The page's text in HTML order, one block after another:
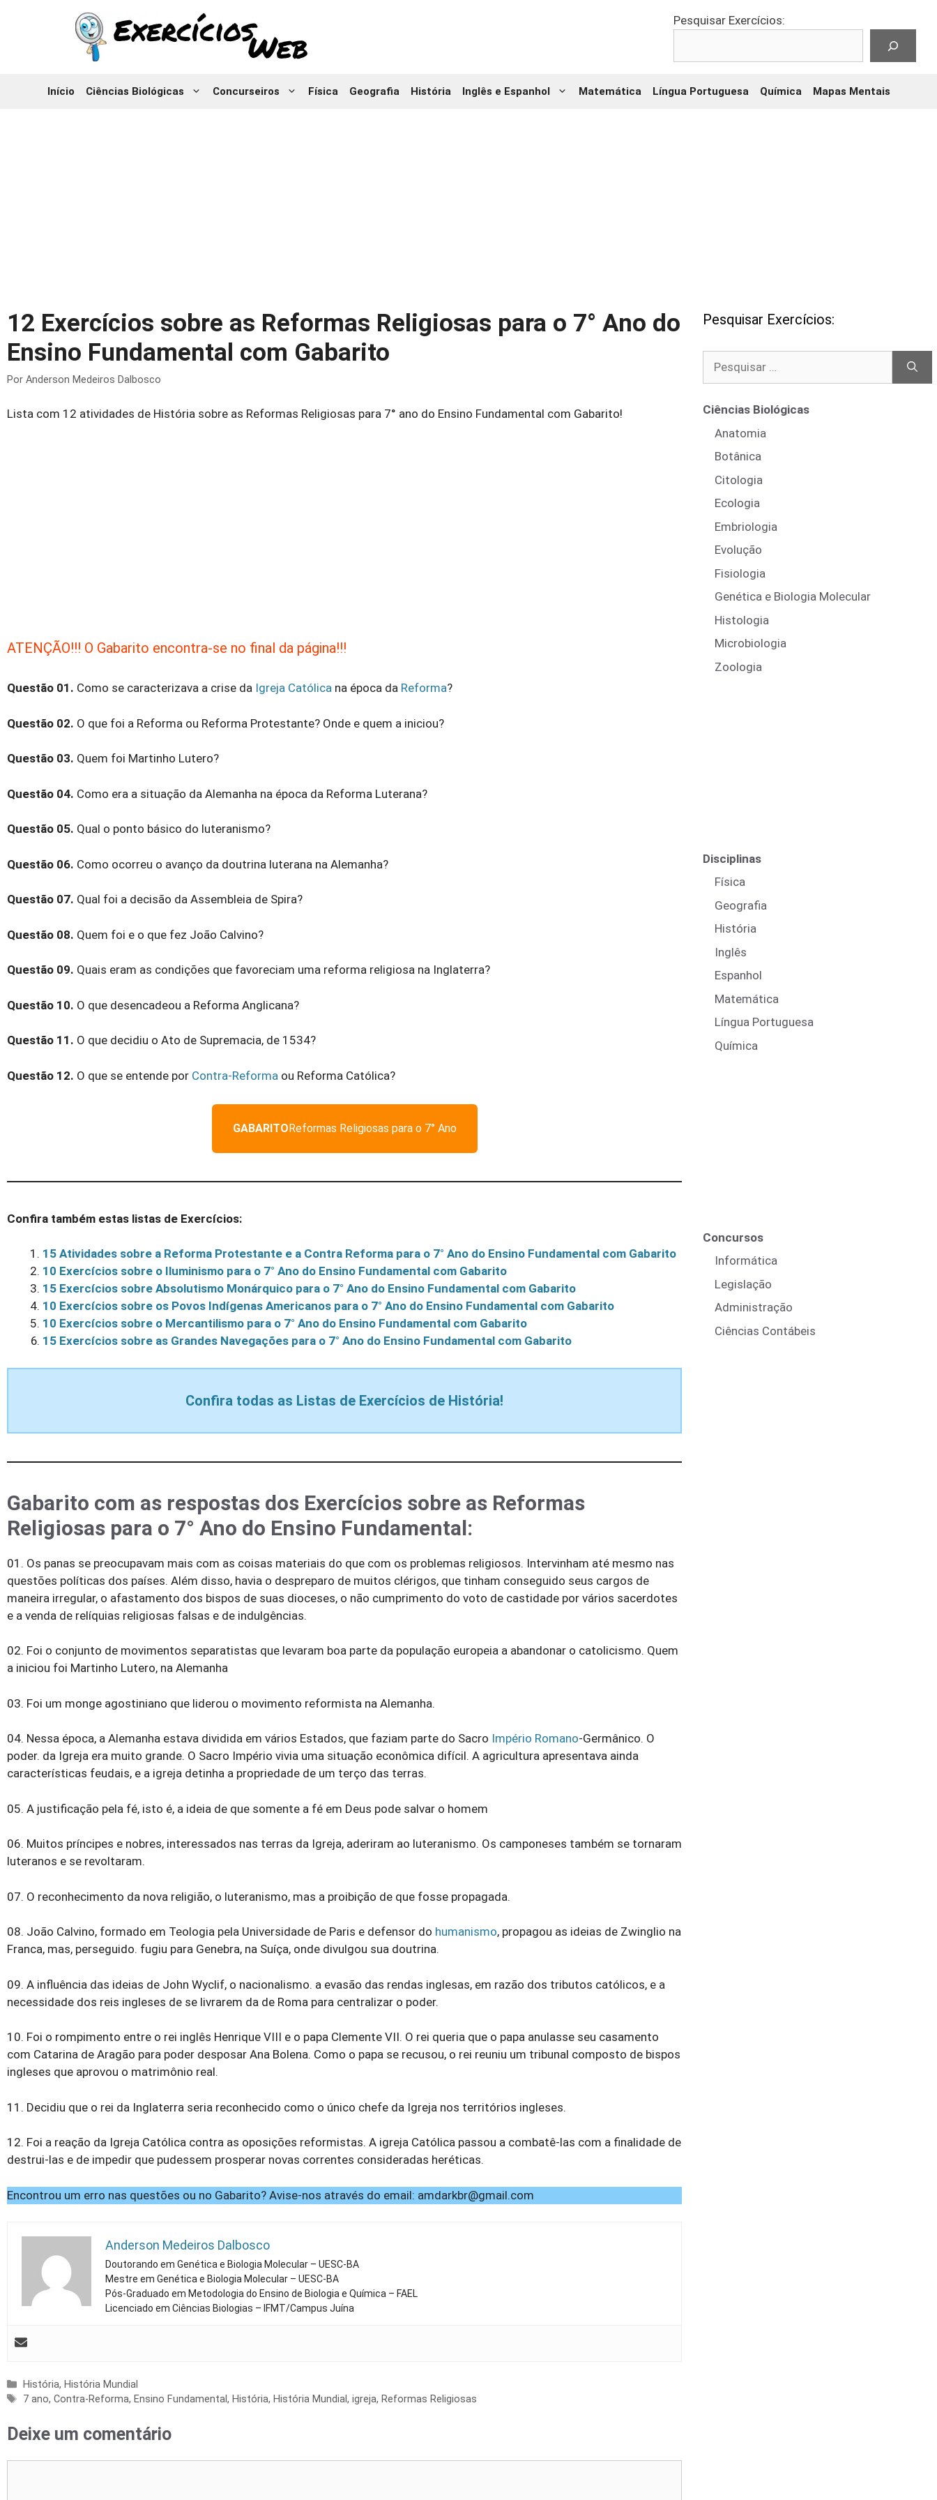
Pesquisar Exercícios:
Início Ciências Biológicas Concurseiros Física Geografia História Inglês e Espanhol Matemática Língua Portuguesa Química Mapas Mentais
12 Exercícios sobre as Reformas Religiosas para o 7° Ano do
Ensino Fundamental com Gabarito
Por Anderson Medeiros Dalbosco
Lista com 12 atividades de História sobre as Reformas Religiosas para 7° ano do Ensino Fundamental com Gabarito!
ATENÇÃO!!! O Gabarito encontra-se no final da página!!!
Questão 01. Como se caracterizava a crise da Igreja Católica na época da Reforma?
Questão 02. O que foi a Reforma ou Reforma Protestante? Onde e quem a iniciou?
Questão 03. Quem foi Martinho Lutero?
Questão 04. Como era a situação da Alemanha na época da Reforma Luterana?
Questão 05. Qual o ponto básico do luteranismo?
Questão 06. Como ocorreu o avanço da doutrina luterana na Alemanha?
Questão 07. Qual foi a decisão da Assembleia de Spira?
Questão 08. Quem foi e o que fez João Calvino?
Questão 09. Quais eram as condições que favoreciam uma reforma religiosa na Inglaterra?
Questão 10. O que desencadeou a Reforma Anglicana?
Questão 11. O que decidiu o Ato de Supremacia, de 1534?
Questão 12. O que se entende por Contra-Reforma ou Reforma Católica?
GABARITOReformas Religiosas para o 7° Ano
Confira também estas listas de Exercícios:
15 Atividades sobre a Reforma Protestante e a Contra Reforma para o 7° Ano do Ensino Fundamental com Gabarito
10 Exercícios sobre o Iluminismo para o 7° Ano do Ensino Fundamental com Gabarito
15 Exercícios sobre Absolutismo Monárquico para o 7° Ano do Ensino Fundamental com Gabarito
10 Exercícios sobre os Povos Indígenas Americanos para o 7° Ano do Ensino Fundamental com Gabarito
10 Exercícios sobre o Mercantilismo para o 7° Ano do Ensino Fundamental com Gabarito
15 Exercícios sobre as Grandes Navegações para o 7° Ano do Ensino Fundamental com Gabarito
Confira todas as Listas de Exercícios de História!
Gabarito com as respostas dos Exercícios sobre as Reformas
Religiosas para o 7° Ano do Ensino Fundamental:
01. Os panas se preocupavam mais com as coisas materiais do que com os problemas religiosos. Intervinham até mesmo nas
questões políticas dos países. Além disso, havia o despreparo de muitos clérigos, que tinham conseguido seus cargos de
maneira irregular, o afastamento dos bispos de suas dioceses, o não cumprimento do voto de castidade por vários sacerdotes
e a venda de relíquias religiosas falsas e de indulgências.
02. Foi o conjunto de movimentos separatistas que levaram boa parte da população europeia a abandonar o catolicismo. Quem
a iniciou foi Martinho Lutero, na Alemanha
03. Foi um monge agostiniano que liderou o movimento reformista na Alemanha.
04. Nessa época, a Alemanha estava dividida em vários Estados, que faziam parte do Sacro Império Romano-Germânico. O
poder. da Igreja era muito grande. O Sacro Império vivia uma situação econômica difícil. A agricultura apresentava ainda
características feudais, e a igreja detinha a propriedade de um terço das terras.
05. A justificação pela fé, isto é, a ideia de que somente a fé em Deus pode salvar o homem
06. Muitos príncipes e nobres, interessados nas terras da Igreja, aderiram ao luteranismo. Os camponeses também se tornaram
luteranos e se revoltaram.
07. O reconhecimento da nova religião, o luteranismo, mas a proibição de que fosse propagada.
08. João Calvino, formado em Teologia pela Universidade de Paris e defensor do humanismo, propagou as ideias de Zwinglio na
Franca, mas, perseguido. fugiu para Genebra, na Suíça, onde divulgou sua doutrina.
09. A influência das ideias de John Wyclif, o nacionalismo. a evasão das rendas inglesas, em razão dos tributos católicos, e a
necessidade dos reis ingleses de se livrarem da de Roma para centralizar o poder.
10. Foi o rompimento entre o rei inglês Henrique VIII e o papa Clemente VII. O rei queria que o papa anulasse seu casamento
com Catarina de Aragão para poder desposar Ana Bolena. Como o papa se recusou, o rei reuniu um tribunal composto de bispos
ingleses que aprovou o matrimônio real.
11. Decidiu que o rei da Inglaterra seria reconhecido como o único chefe da Igreja nos territórios ingleses.
12. Foi a reação da Igreja Católica contra as oposições reformistas. A igreja Católica passou a combatê-las com a finalidade de
destrui-las e de impedir que pudessem prosperar novas correntes consideradas heréticas.
Encontrou um erro nas questões ou no Gabarito? Avise-nos através do email: amdarkbr@gmail.com
Anderson Medeiros Dalbosco
Doutorando em Genética e Biologia Molecular – UESC-BA
Mestre em Genética e Biologia Molecular – UESC-BA
Pós-Graduado em Metodologia do Ensino de Biologia e Química – FAEL
Licenciado em Ciências Biologias – IFMT/Campus Juína
Categorias
História, História Mundial
Tags
7 ano,Contra-Reforma, Ensino Fundamental, História, História Mundial,igreja, Reformas Religiosas
Deixe um comentário
Pesquisar Exercícios:
Ciências Biológicas
Anatomia
Botânica
Citologia
Ecologia
Embriologia
Evolução
Fisiologia
Genética e Biologia Molecular
Histologia
Microbiologia
Zoologia
Disciplinas
Física
Geografia
História
Inglês
Espanhol
Matemática
Língua Portuguesa
Química
Concursos
Informática
Legislação
Administração
Ciências Contábeis